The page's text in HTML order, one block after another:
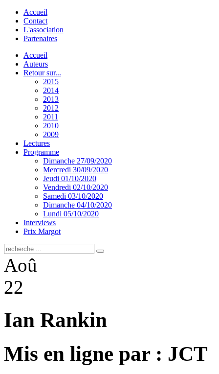
Accueil
Contact
L'association
Partenaires
Accueil
Auteurs
Retour sur...
2015
2014
2013
2012
2011
2010
2009
Lectures
Programme
Dimanche 27/09/2020
Mercredi 30/09/2020
Jeudi 01/10/2020
Vendredi 02/10/2020
Samedi 03/10/2020
Dimanche 04/10/2020
Lundi 05/10/2020
Interviews
Prix Margot
Aoû
22
Ian Rankin
Mis en ligne par : JCT